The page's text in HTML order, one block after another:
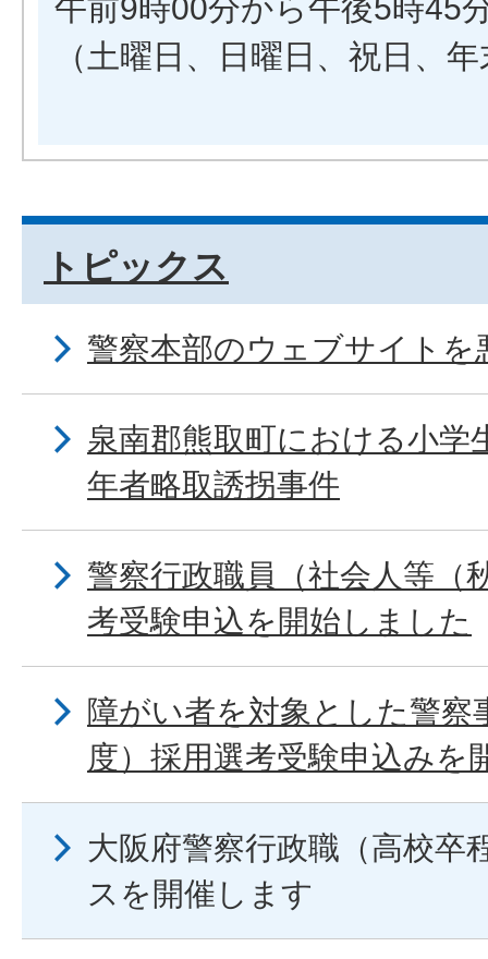
午前9時00分から午後5時45
（土曜日、日曜日、祝日、
トピックス
警察本部のウェブサイトを
泉南郡熊取町における小学
年者略取誘拐事件
警察行政職員（社会人等（
考受験申込を開始しました
障がい者を対象とした警察
度）採用選考受験申込みを
大阪府警察行政職（高校卒
スを開催します